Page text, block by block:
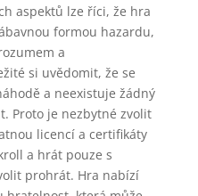
aspektů lze říci, že hra
formou hazardu,
a
si uvědomit, že se
a neexistuje žádný
Proto je nezbytné zvolit
licencí a certifikáty
a hrát pouze s
prohrát. Hra nabízí